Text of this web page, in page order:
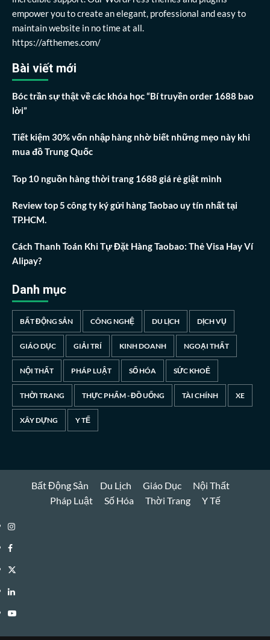
empower you to create an elegant, professional and easy to
maintain website in no time at all.
https://afthemes.com/
Bài viết mới
Bóc trần sự thật về các khóa học “Bí truyền order 1688 bao
lời”
Tiết kiệm 30% vốn nhập hàng nhờ biết những mẹo này khi
mua đồ Trung Quốc
Top 10 nguồn hàng thời trang 1688 giá rẻ giật mình
Review top 5 công ty ký gửi hàng Taobao uy tín nhất tại
TP.HCM.
Cách Thanh Toán Khi Tự Đặt Hàng Taobao: Thẻ Visa Hay Ví
Alipay?
Danh mục
BẤT ĐỘNG SẢN CÔNG NGHỆ DU LỊCH DỊCH VỤ
GIÁO DỤC GIẢI TRÍ KINH DOANH NGOẠI THẤT
NỘI THẤT PHÁP LUẬT SỐ HÓA SỨC KHOẺ
THỜI TRANG THỰC PHẨM - ĐỒ UỐNG TÀI CHÍNH XE
XÂY DỰNG Y TẾ
Bất Động Sản Du Lịch Giáo Dục
Nội Thất
Pháp Luật
Số Hóa Thời Trang Y Tế
Instagram
Facebook
Twitter
Linkedin
Youtube